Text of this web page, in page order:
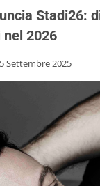
Stadi26:
2026
Settembre 2025